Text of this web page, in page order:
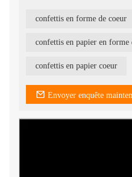
Ils peuvent être utilisés avec
confettis en forme de coeur
confettis en papier coeur
Envoyer enquête